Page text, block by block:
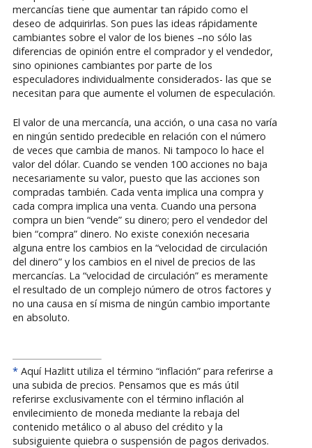
mercancías tiene que aumentar tan rápido como el
deseo de adquirirlas. Son pues las ideas rápidamente
cambiantes sobre el valor de los bienes –no sólo las
diferencias de opinión entre el comprador y el vendedor,
sino opiniones cambiantes por parte de los
especuladores individualmente considerados- las que se
necesitan para que aumente el volumen de especulación.
El valor de una mercancía, una acción, o una casa no varía
en ningún sentido predecible en relación con el número
de veces que cambia de manos. Ni tampoco lo hace el
valor del dólar. Cuando se venden 100 acciones no baja
necesariamente su valor, puesto que las acciones son
compradas también. Cada venta implica una compra y
cada compra implica una venta. Cuando una persona
compra un bien “vende” su dinero; pero el vendedor del
bien “compra” dinero. No existe conexión necesaria
alguna entre los cambios en la “velocidad de circulación
del dinero” y los cambios en el nivel de precios de las
mercancías. La “velocidad de circulación” es meramente
el resultado de un complejo número de otros factores y
no una causa en sí misma de ningún cambio importante
en absoluto.
*Aquí Hazlitt utiliza el término “inflación” para referirse a
una subida de precios. Pensamos que es más útil
referirse exclusivamente con el término inflación al
envilecimiento de moneda mediante la rebaja del
contenido metálico o al abuso del crédito y la
subsiguiente quiebra o suspensión de pagos derivados.